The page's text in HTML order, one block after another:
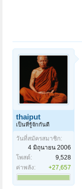
thaiput
เป็นที่รู้จักกันดี
วันที่สมัครสมาชิก:
4 มิถุนายน 2006
โพสต์:
9,528
ค่าพลัง:
+27,657